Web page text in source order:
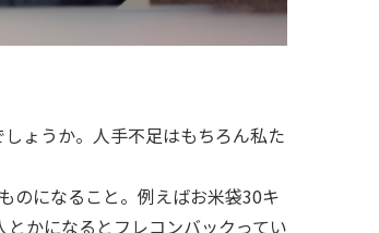
ょうか。人手不足はもちろん私た
のになること。例えばお米袋30キ
かになるとフレコンバックってい